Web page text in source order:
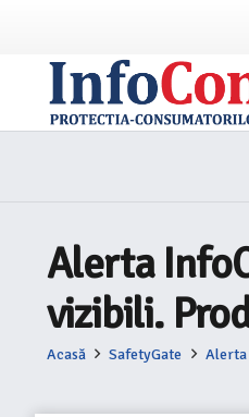
Alerta
vizibili.
Acasă SafetyGate Alerta